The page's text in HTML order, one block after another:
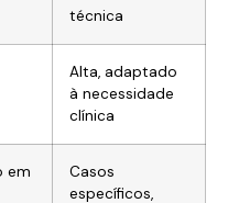
técnica
Alta, adaptado
à necessidade
clínica
em
Casos
específicos,